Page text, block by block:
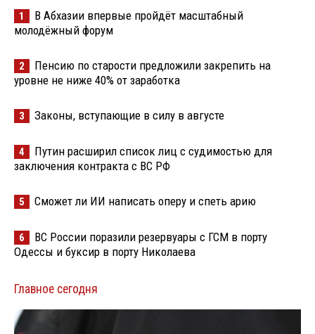
1
В Абхазии впервые пройдёт масштабный
молодёжный форум
2
Пенсию по старости предложили закрепить на
уровне не ниже 40% от заработка
3 Законы, вступающие в силу в августе
4
Путин расширил список лиц с судимостью для
заключения контракта с ВС РФ
5 Сможет ли ИИ написать оперу и спеть арию
6
ВС России поразили резервуары с ГСМ в порту
Одессы и буксир в порту Николаева
Главное сегодня